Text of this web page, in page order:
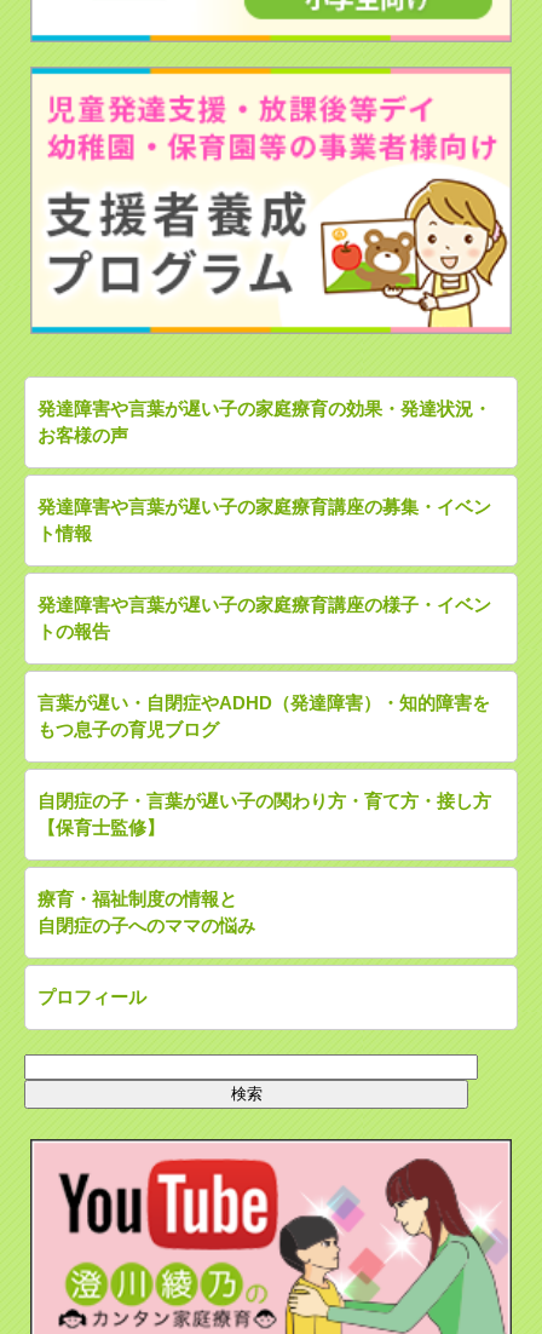
発達障害や言葉が遅い子の家庭療育の効果・発達状況・
お客様の声
発達障害や言葉が遅い子の家庭療育講座の募集・イベン
ト情報
発達障害や言葉が遅い子の家庭療育講座の様子・イベン
トの報告
言葉が遅い・自閉症やADHD（発達障害）・知的障害を
もつ息子の育児ブログ
自閉症の子・言葉が遅い子の関わり方・育て方・接し方
【保育士監修】
療育・福祉制度の情報と
自閉症の子へのママの悩み
プロフィール
索: